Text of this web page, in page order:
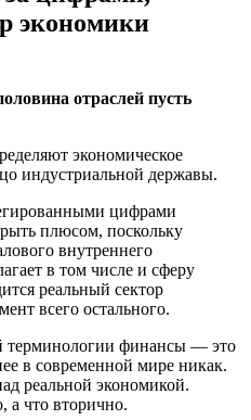
экономики
отраслей пусть
экономическое
индустриальной державы.
цифрами
плюсом, поскольку
внутреннего
в том числе и сферу
реальный сектор
всего остального.
терминологии финансы — это
в современной мире никак.
реальной экономикой.
что вторично.